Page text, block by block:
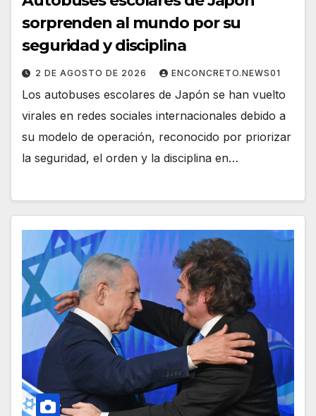
sorprenden al mundo por su
seguridad y disciplina
2 DE AGOSTO DE 2026 ENCONCRETO.NEWS01
Los autobuses escolares de Japón se han vuelto
virales en redes sociales internacionales debido a
su modelo de operación, reconocido por priorizar
la seguridad, el orden y la disciplina en…